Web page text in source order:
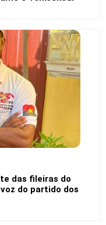
das fileiras do
do partido dos